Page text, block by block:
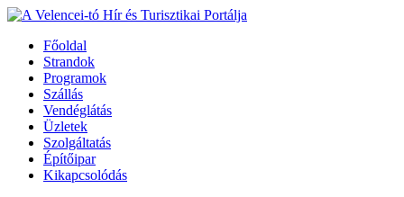
Főoldal
Strandok
Programok
Szállás
Vendéglátás
Üzletek
Szolgáltatás
Építőipar
Kikapcsolódás